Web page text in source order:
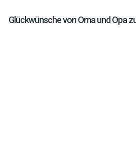
Glückwünsche von Oma und Opa